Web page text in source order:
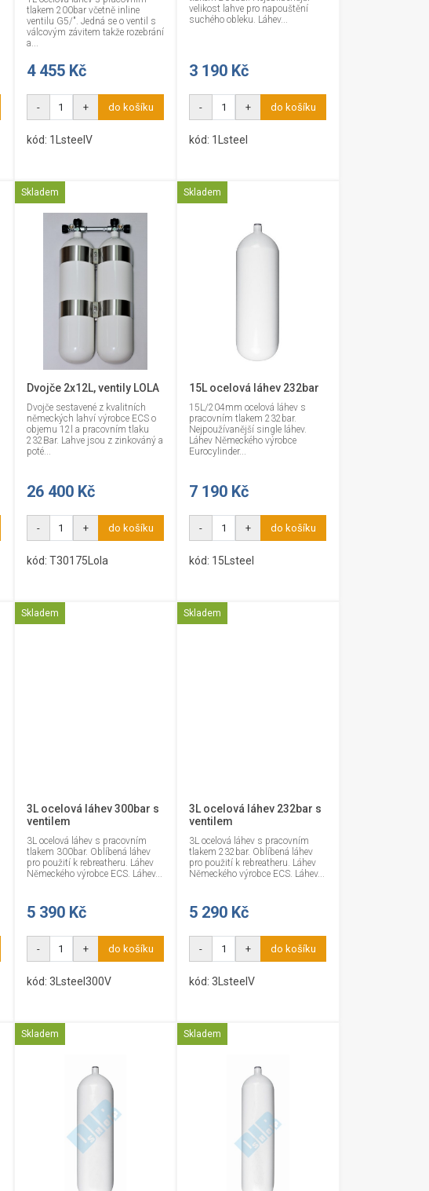
tlakem 200bar včetně inline
ventilu G5/". Jedná se o ventil s
válcovým závitem takže rozebrání
a...
4 455 Kč
- + do košíku
kód: 1LsteelV
velikost lahve pro napouštění
suchého obleku. Láhev...
3 190 Kč
- + do košíku
kód: 1Lsteel
Skladem
Dvojče 2x12L, ventily LOLA
Dvojče sestavené z kvalitních
německých lahví výrobce ECS o
objemu 12l a pracovním tlaku
232Bar. Lahve jsou z zinkováný a
poté...
26 400 Kč
- + do košíku
kód: T30175Lola
Skladem
15L ocelová láhev 232bar
15L/204mm ocelová láhev s
pracovním tlakem 232bar.
Nejpoužívanější single láhev.
Láhev Německého výrobce
Eurocylinder...
7 190 Kč
- + do košíku
kód: 15Lsteel
Skladem
3L ocelová láhev 300bar s
ventilem
3L ocelová láhev s pracovním
tlakem 300bar. Oblíbená láhev
pro použití k rebreatheru. Láhev
Německého výrobce ECS. Láhev...
5 390 Kč
- + do košíku
kód: 3Lsteel300V
Skladem
3L ocelová láhev 232bar s
ventilem
3L ocelová láhev s pracovním
tlakem 232bar. Oblíbená láhev
pro použití k rebreatheru. Láhev
Německého výrobce ECS. Láhev...
5 290 Kč
- + do košíku
kód: 3LsteelV
Skladem Skladem